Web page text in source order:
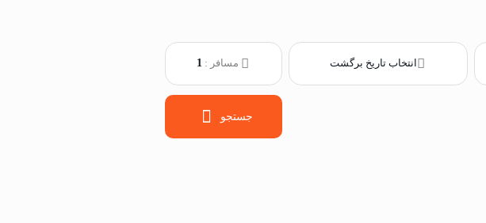
انتخاب تاریخ برگشت مسافر : 1
جستجو